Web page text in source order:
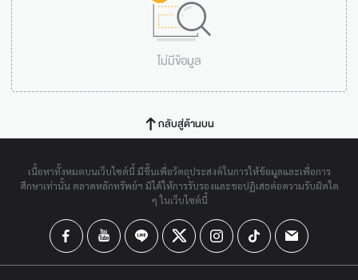
ไม่มีข้อมูล
กลับสู่ด้านบน
เนื้อหาทั้งหมดบนเว็บไซต์นี้ มีขึ้นเพื่อวัตถุประสงค์ในการให้ข้อมูลและเพื่อการ
ศึกษาเท่านั้น ตลาดหลักทรัพย์ฯ มิได้ให้การรับรองและขอปฏิเสธต่อความรับผิดใด
ๆ ในเว็บไซต์นี้